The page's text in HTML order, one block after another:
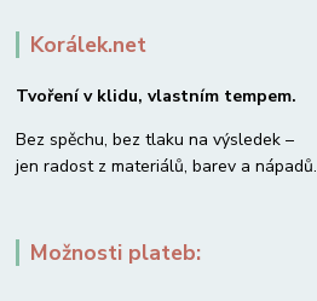
Korálek.net
Tvoření v klidu, vlastním tempem.
Bez spěchu, bez tlaku na výsledek –
jen radost z materiálů, barev a nápadů.
Možnosti plateb: